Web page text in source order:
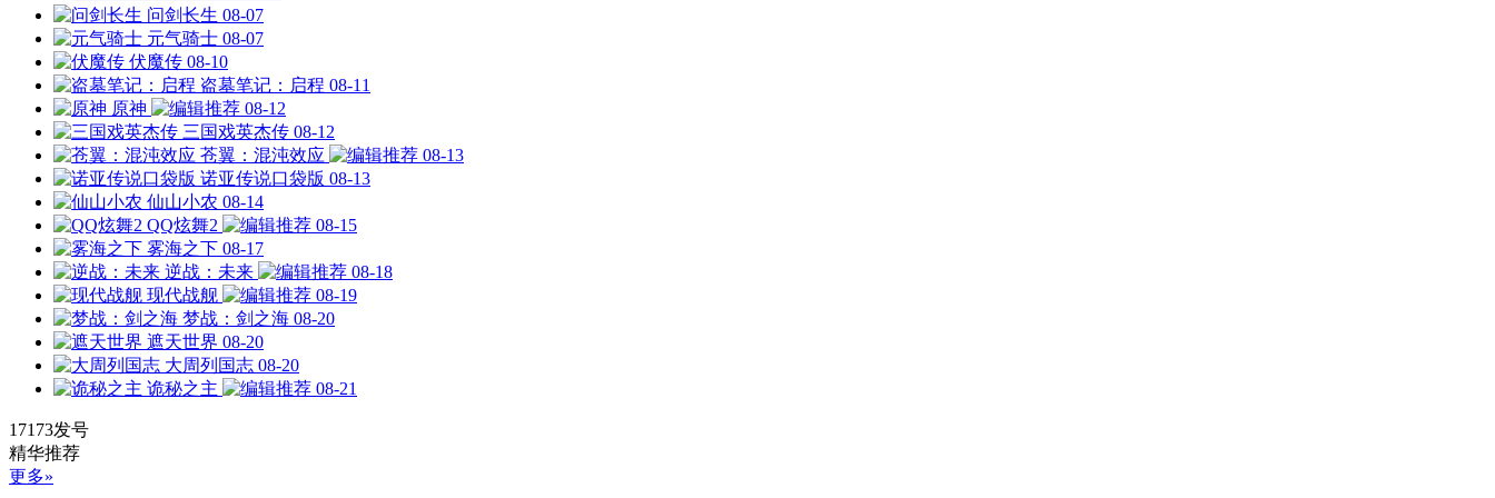
问剑长生 08-07
元气骑士 08-07
伏魔传 08-10
盗墓笔记：启程 08-11
原神
08-12
三国戏英杰传 08-12
苍翼：混沌效应
08-13
诺亚传说口袋版 08-13
仙山小农 08-14
QQ炫舞2
08-15
雾海之下 08-17
逆战：未来
08-18
现代战舰
08-19
梦战：剑之海 08-20
遮天世界 08-20
大周列国志 08-20
诡秘之主
08-21
17173发号
精华推荐
更多»